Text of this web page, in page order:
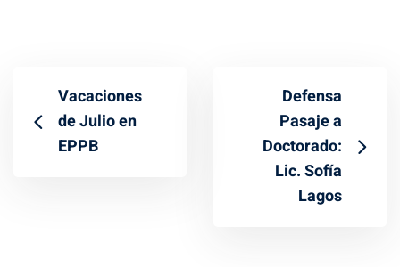
Vacaciones
de Julio en
EPPB
Defensa
Pasaje a
Doctorado:
Lic. Sofía
Lagos